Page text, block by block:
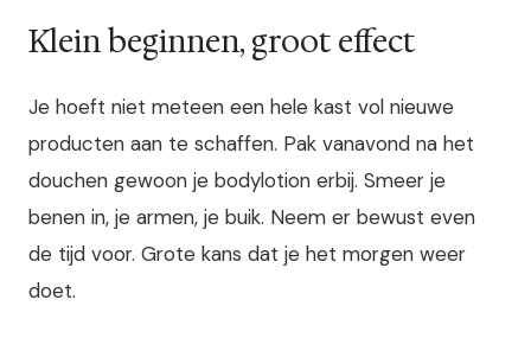
Klein beginnen, groot effect
Je hoeft niet meteen een hele kast vol nieuwe
producten aan te schaffen. Pak vanavond na het
douchen gewoon je bodylotion erbij. Smeer je
benen in, je armen, je buik. Neem er bewust even
de tijd voor. Grote kans dat je het morgen weer
doet.